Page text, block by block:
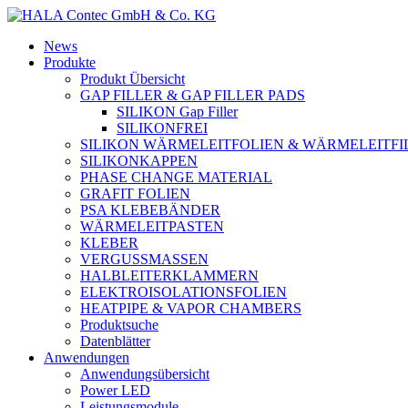
News
Produkte
Produkt Übersicht
GAP FILLER & GAP FILLER PADS
SILIKON Gap Filler
SILIKONFREI
SILIKON WÄRMELEITFOLIEN &
SILIKONKAPPEN
PHASE CHANGE MATERIAL
GRAFIT FOLIEN
PSA KLEBEBÄNDER
WÄRMELEITPASTEN
KLEBER
VERGUSSMASSEN
HALBLEITERKLAMMERN
ELEKTROISOLATIONSFOLIEN
HEATPIPE & VAPOR CHAMBERS
Produktsuche
Datenblätter
Anwendungen
Anwendungsübersicht
Power LED